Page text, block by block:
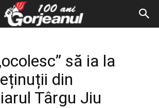
să ia la
din
Târgu Jiu